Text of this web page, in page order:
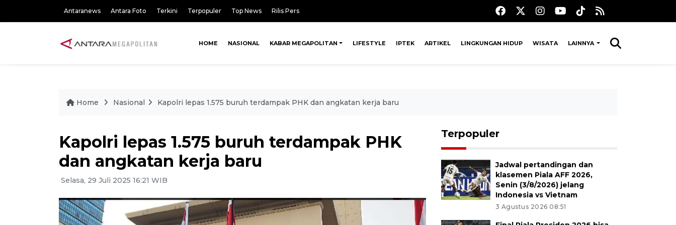
Antaranews Antara Foto Terkini Terpopuler Top News Rilis Pers
HOME NASIONAL KABAR MEGAPOLITAN LIFESTYLE IPTEK ARTIKEL LINGKUNGAN HIDUP WISATA LAINNYA
Home Nasional Kapolri lepas 1.575 buruh terdampak PHK dan angkatan kerja baru
Kapolri lepas 1.575 buruh terdampak PHK
dan angkatan kerja baru
Selasa, 29 Juli 2025 16:21 WIB
Terpopuler
Jadwal pertandingan dan
klasemen Piala AFF 2026,
Senin (3/8/2026) jelang
Indonesia vs Vietnam
3 Agustus 2026 08:51